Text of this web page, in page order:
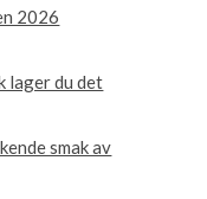
2026
lager du det
smak av